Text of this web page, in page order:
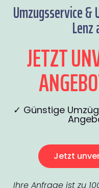
Umzugsservice
JETZT
✓ Günstige
Jetzt
Ihre Anfrage ist zu